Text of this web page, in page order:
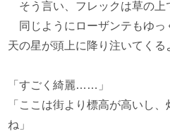
そう言い、フレックは草の上
同じようにローザンテもゆっ
天の星が頭上に降り注いてくる
「すごく綺麗……」
「ここは街より標高が高いし
ね」